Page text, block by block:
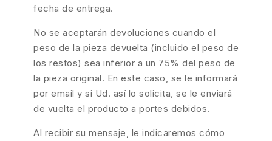
fecha de entrega.
No se aceptarán devoluciones cuando el
peso de la pieza devuelta (incluido el peso de
los restos) sea inferior a un 75% del peso de
la pieza original. En este caso, se le informará
por email y si Ud. así lo solicita, se le enviará
de vuelta el producto a portes debidos.
Al recibir su mensaje, le indicaremos cómo